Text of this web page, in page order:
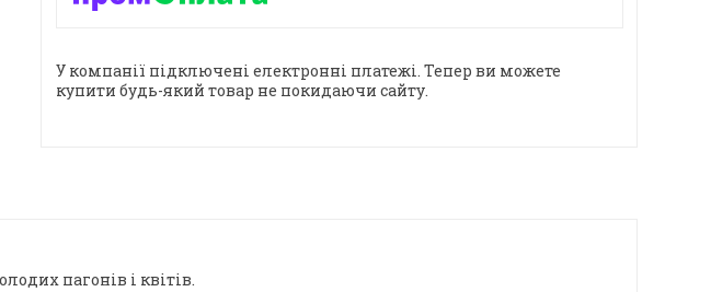
У компанії підключені електронні платежі. Тепер ви можете
купити будь-який товар не покидаючи сайту.
пагонів і квітів.